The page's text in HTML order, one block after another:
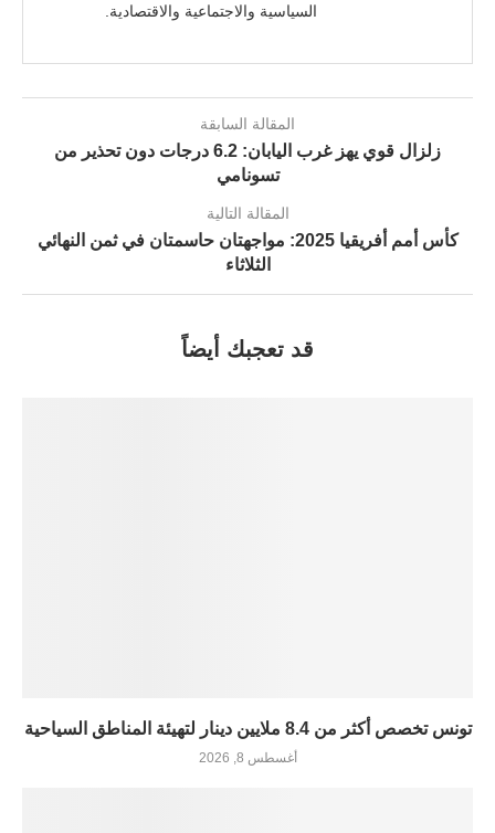
السياسية والاجتماعية والاقتصادية.
المقالة السابقة
زلزال قوي يهز غرب اليابان: 6.2 درجات دون تحذير من
تسونامي
المقالة التالية
كأس أمم أفريقيا 2025: مواجهتان حاسمتان في ثمن النهائي
الثلاثاء
قد تعجبك أيضاً
تونس تخصص أكثر من 8.4 ملايين دينار لتهيئة المناطق السياحية
أغسطس 8, 2026